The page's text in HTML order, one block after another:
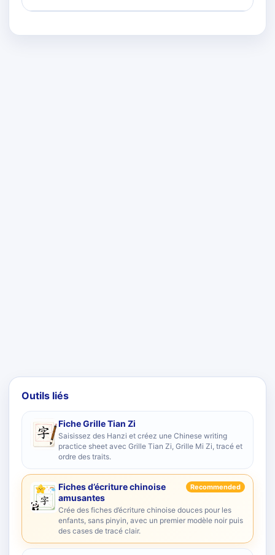
Outils liés
Fiche Grille Tian Zi
Saisissez des Hanzi et créez une Chinese writing
practice sheet avec Grille Tian Zi, Grille Mi Zi, tracé et
ordre des traits.
Fiches d’écriture chinoise
amusantes
Recommended
Crée des fiches d’écriture chinoise douces pour les
enfants, sans pinyin, avec un premier modèle noir puis
des cases de tracé clair.